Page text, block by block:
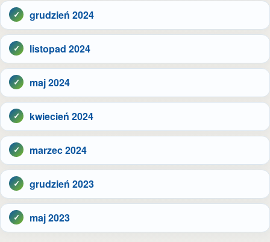
grudzień 2024
listopad 2024
maj 2024
kwiecień 2024
marzec 2024
grudzień 2023
maj 2023